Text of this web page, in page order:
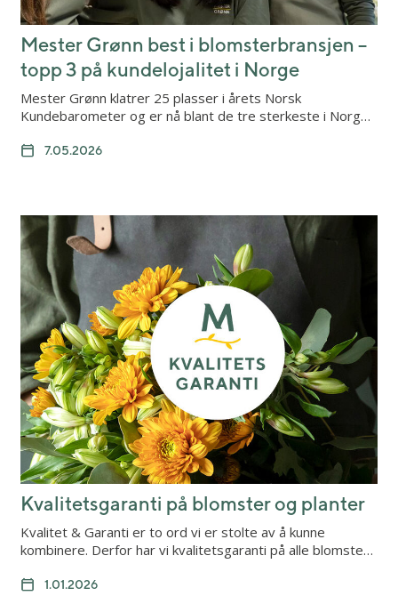
Mester Grønn best i blomsterbransjen –
topp 3 på kundelojalitet i Norge
Mester Grønn klatrer 25 plasser i årets Norsk
Kundebarometer og er nå blant de tre sterkeste i Norg…
7.05.2026
Kvalitetsgaranti på blomster og planter
Kvalitet & Garanti er to ord vi er stolte av å kunne
kombinere. Derfor har vi kvalitetsgaranti på alle blomste…
1.01.2026